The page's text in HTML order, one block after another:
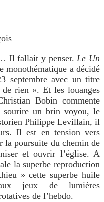
Il fallait y penser.Le Un
monothématique a décidé
septembre avec un titre
rien ». Et les louanges
Bobin commente
un brin voyou, le
Philippe Levillain, il
Il est en tension vers
la poursuite du chemin de
et ouvrir l’église. A
la superbe reproduction
» cette superbe huile
jeux de lumières
de l’hebdo.